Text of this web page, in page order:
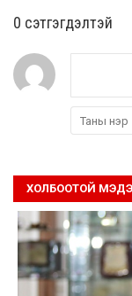
0 cэтгэгдэлтэй
ХОЛБООТОЙ